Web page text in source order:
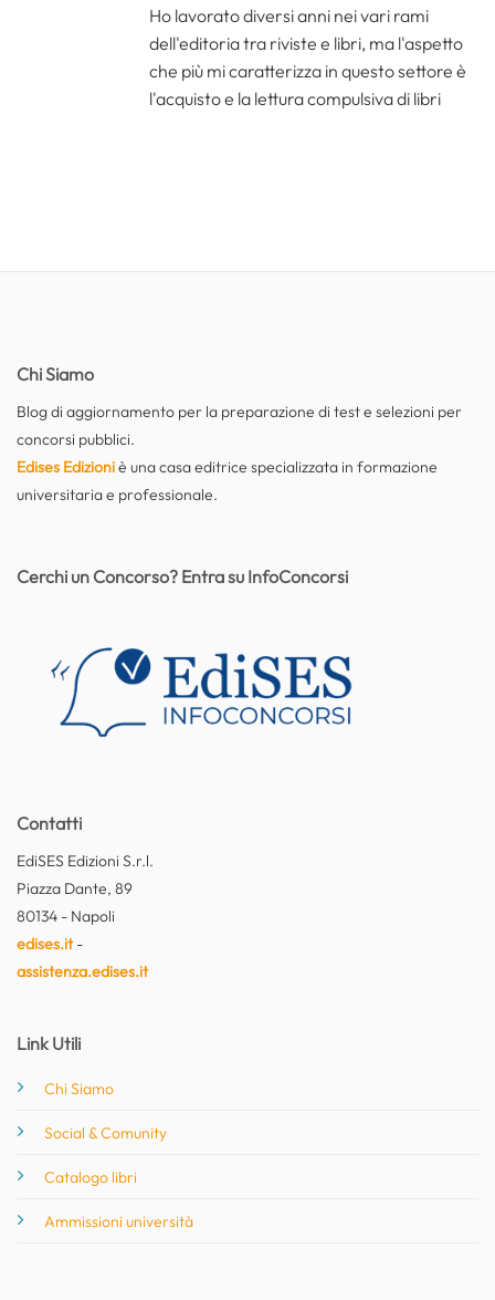
Ho lavorato diversi anni nei vari rami
dell'editoria tra riviste e libri, ma l'aspetto
che più mi caratterizza in questo settore è
l'acquisto e la lettura compulsiva di libri
Chi Siamo
Blog di aggiornamento per la preparazione di test e selezioni per
concorsi pubblici.
Edises Edizioniè una casa editrice specializzata in formazione
universitaria e professionale.
Contatti
EdiSES Edizioni S.r.l.
Piazza Dante, 89
80134 - Napoli
edises.it-
assistenza.edises.it
Link Utili
Chi Siamo
Social & Comunity
Catalogo libri
Ammissioni università
Cerchi un Concorso? Entra su InfoConcorsi